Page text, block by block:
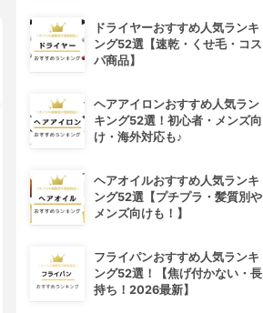
4位
ドライヤーおすすめ人気ランキ
ング52選【速乾・くせ毛・コス
パ商品】
ヘアアイロンおすすめ人気ラン
キング52選！初心者・メンズ向
け・海外対応も♪
ヘアオイルおすすめ人気ランキ
ング52選【プチプラ・髪質別や
メンズ向けも！】
フライパンおすすめ人気ランキ
ング52選！【焦げ付かない・長
持ち！2026最新】